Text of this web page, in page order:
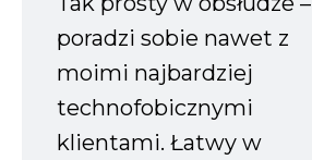
poradzi sobie nawet z
moimi najbardziej
technofobicznymi
klientami. Łatwy w